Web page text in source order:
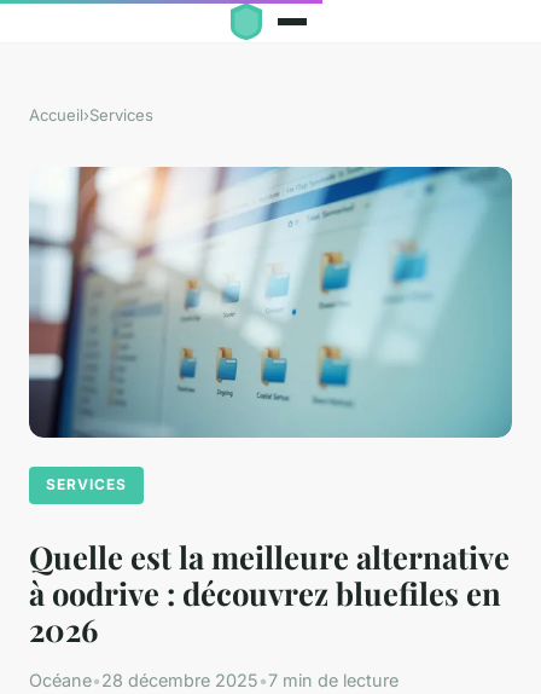
Accueil›Services
SERVICES
Quelle est la meilleure alternative
à oodrive : découvrez bluefiles en
2026
Océane•28 décembre 2025•7 min de lecture